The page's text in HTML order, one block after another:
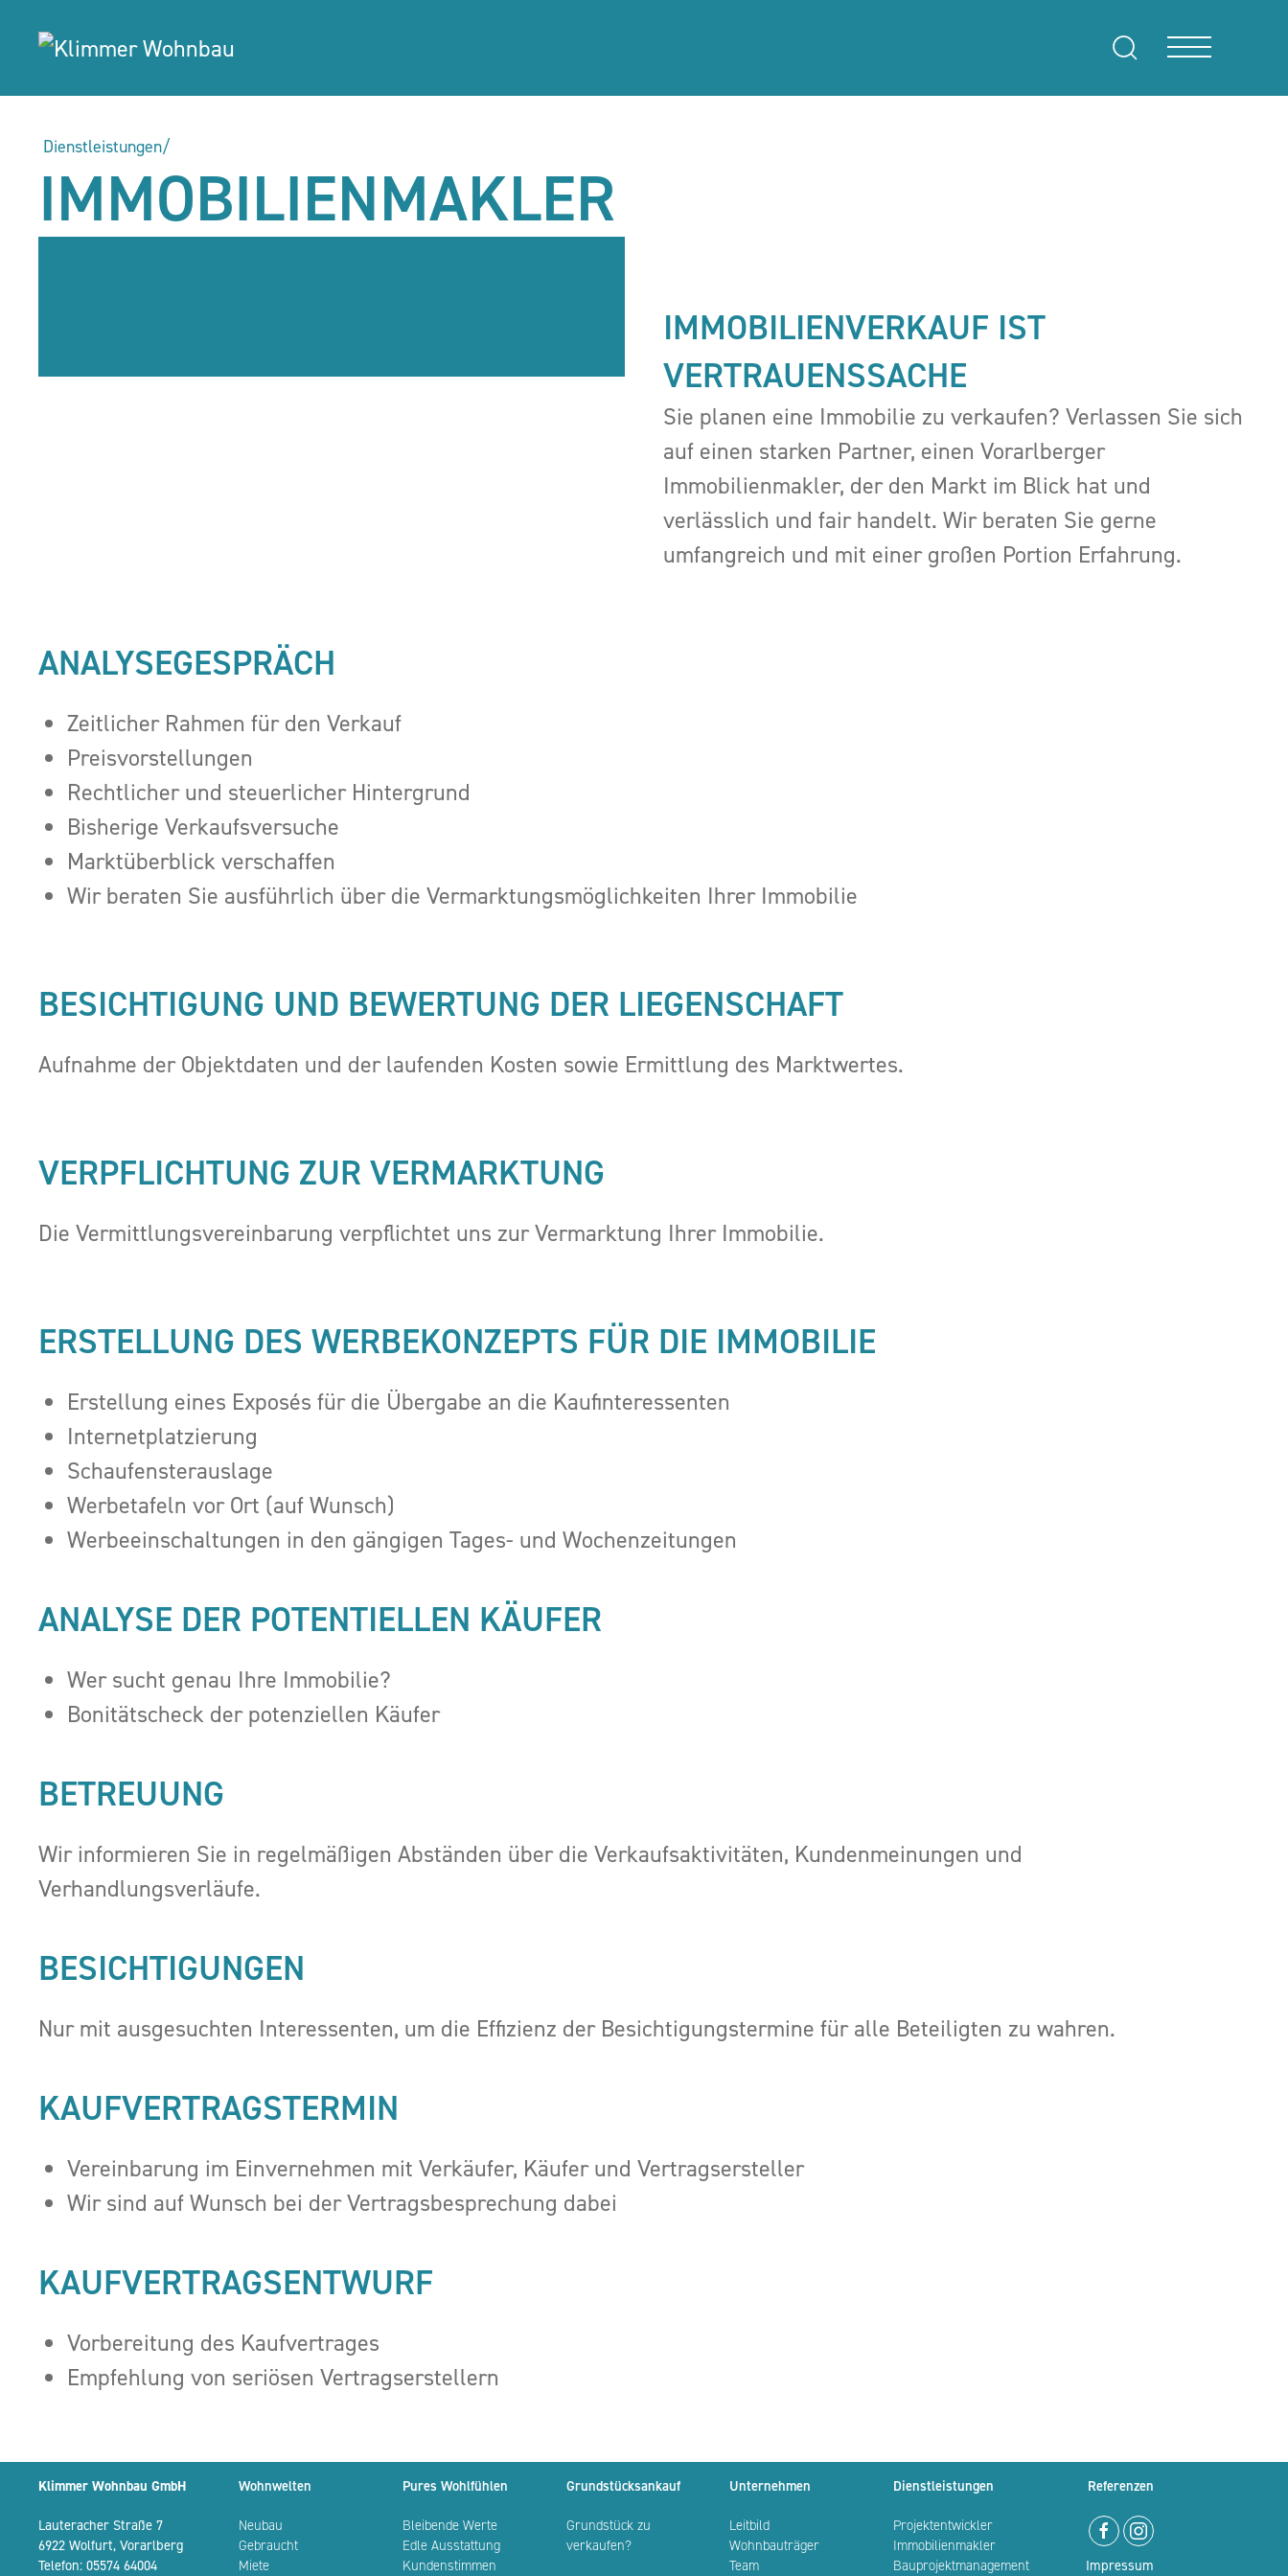
Dienstleistungen/
IMMOBILIENMAKLER
IMMOBILIENVERKAUF IST
VERTRAUENSSACHE
Sie planen eine Immobilie zu verkaufen? Verlassen Sie sich
auf einen starken Partner, einen Vorarlberger
Immobilienmakler, der den Markt im Blick hat und
verlässlich und fair handelt. Wir beraten Sie gerne
umfangreich und mit einer großen Portion Erfahrung.
ANALYSEGESPRÄCH
Zeitlicher Rahmen für den Verkauf
Preisvorstellungen
Rechtlicher und steuerlicher Hintergrund
Bisherige Verkaufsversuche
Marktüberblick verschaffen
Wir beraten Sie ausführlich über die Vermarktungsmöglichkeiten Ihrer Immobilie
BESICHTIGUNG UND BEWERTUNG DER LIEGENSCHAFT
Aufnahme der Objektdaten und der laufenden Kosten sowie Ermittlung des Marktwertes.
VERPFLICHTUNG ZUR VERMARKTUNG
Die Vermittlungsvereinbarung verpflichtet uns zur Vermarktung Ihrer Immobilie.
ERSTELLUNG DES WERBEKONZEPTS FÜR DIE IMMOBILIE
Erstellung eines Exposés für die Übergabe an die Kaufinteressenten
Internetplatzierung
Schaufensterauslage
Werbetafeln vor Ort (auf Wunsch)
Werbeeinschaltungen in den gängigen Tages- und Wochenzeitungen
ANALYSE DER POTENTIELLEN KÄUFER
Wer sucht genau Ihre Immobilie?
Bonitätscheck der potenziellen Käufer
BETREUUNG
Wir informieren Sie in regelmäßigen Abständen über die Verkaufsaktivitäten, Kundenmeinungen und
Verhandlungsverläufe.
BESICHTIGUNGEN
Nur mit ausgesuchten Interessenten, um die Effizienz der Besichtigungstermine für alle Beteiligten zu wahren.
KAUFVERTRAGSTERMIN
Vereinbarung im Einvernehmen mit Verkäufer, Käufer und Vertragsersteller
Wir sind auf Wunsch bei der Vertragsbesprechung dabei
KAUFVERTRAGSENTWURF
Vorbereitung des Kaufvertrages
Empfehlung von seriösen Vertragserstellern
Klimmer Wohnbau GmbH
Lauteracher Straße 7
6922 Wolfurt, Vorarlberg
Telefon: 05574 64004
Wohnwelten
Neubau
Gebraucht
Miete
Pures Wohlfühlen
Bleibende Werte
Edle Ausstattung
Kundenstimmen
Grundstücksankauf
Grundstück zu
verkaufen?
Unternehmen
Leitbild
Wohnbauträger
Team
Dienstleistungen
Projektentwickler
Immobilienmakler
Bauprojektmanagement
Referenzen
Impressum